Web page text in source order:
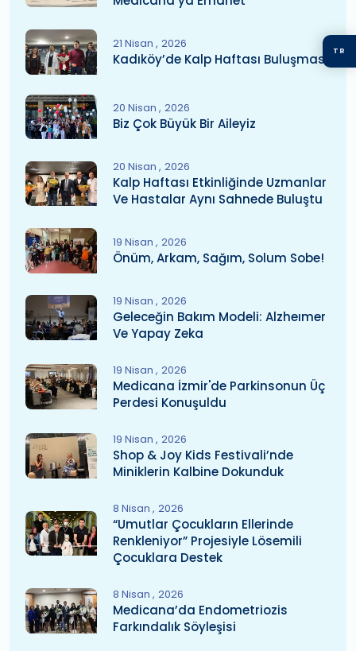
TR
21 Nisan 2026
Kadıköy’de Kalp Haftası Buluşması
20 Nisan 2026
Biz Çok Büyük Bir Aileyiz
20 Nisan 2026
Kalp Haftası Etkinliğinde Uzmanlar
Ve Hastalar Aynı Sahnede Buluştu
19 Nisan 2026
Önüm, Arkam, Sağım, Solum Sobe!
19 Nisan 2026
Geleceğin Bakım Modeli: Alzheımer
Ve Yapay Zeka
19 Nisan 2026
Medicana İzmir'de Parkinsonun Üç
Perdesi Konuşuldu
19 Nisan 2026
Shop & Joy Kids Festivali’nde
Miniklerin Kalbine Dokunduk
8 Nisan 2026
“Umutlar Çocukların Ellerinde
Renkleniyor” Projesiyle Lösemili
Çocuklara Destek
8 Nisan 2026
Medicana’da Endometriozis
Farkındalık Söyleşisi